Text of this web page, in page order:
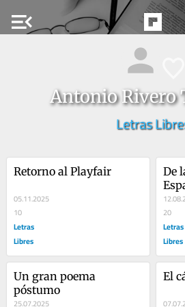
menu_open
Antonio Rivero
Letras
Retorno al Playfair
05.11.2025
10
Letras
Libres
De
20
Letras
Libres
Un gran poema
póstumo
25.07.2025
El